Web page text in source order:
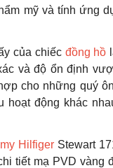
mỹ và tính ứng
của chiếc đồng hồ
và độ ổn định
cho những quý
hoạt động khác
Hilfiger Stewart
tiết mạ PVD vàng